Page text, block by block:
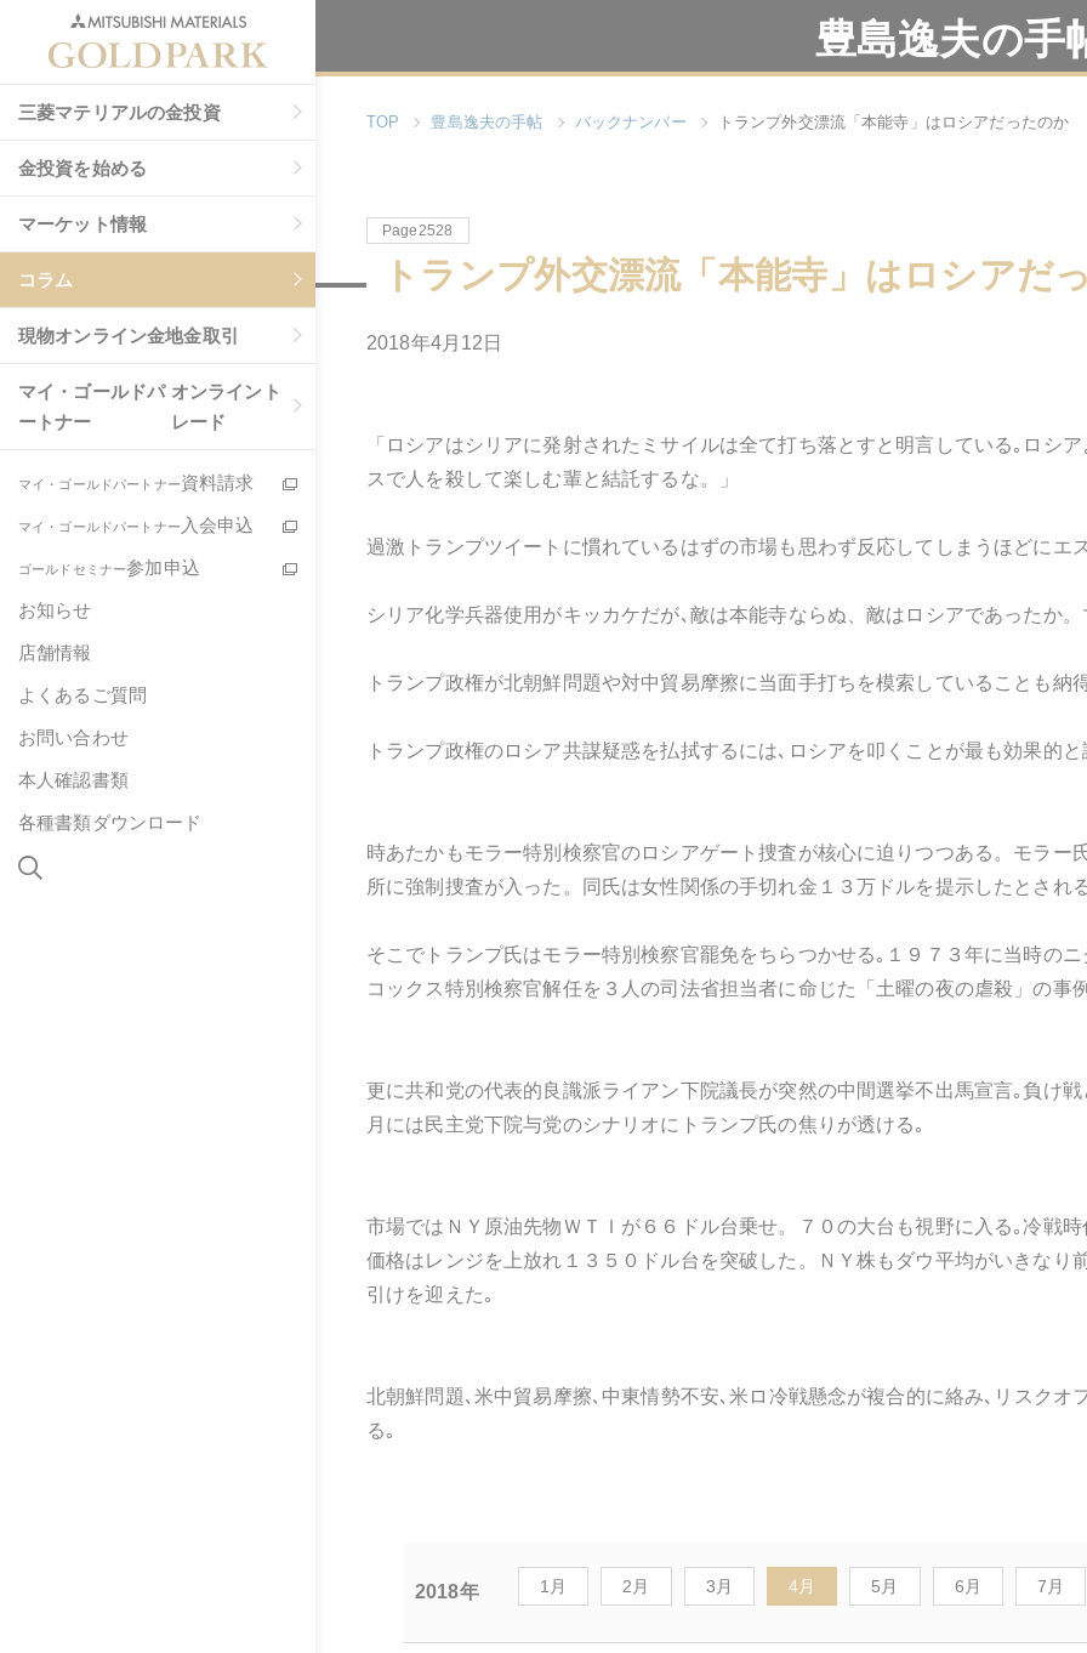
三菱マテリアルの金投資
金投資を始める
マーケット情報
コラム
現物オンライン金地金取引
マイ・ゴールドパ
ートナー
オンライント
レード
マイ・ゴールドパートナー資料請求
マイ・ゴールドパートナー 入会申込
ゴールドセミナー参加申込
お知らせ
店舗情報
よくあるご質問
お問い合わせ
本人確認書類
各種書類ダウンロード
豊島逸夫の手
TOP 豊島逸夫の手帖 バックナンバー トランプ外交漂流「本能寺」はロシアだったのか
Page2528
トランプ外交漂流「本能寺」はロシアだ
2018年4月12日
「ロシアはシリアに発射されたミサイルは全て打ち落とすと明言している｡ロシ
スで人を殺して楽しむ輩と結託するな。」
過激トランプツイートに慣れているはずの市場も思わず反応してしまうほどにエ
シリア化学兵器使用がキッカケだが､敵は本能寺ならぬ、敵はロシアであったか
トランプ政権が北朝鮮問題や対中貿易摩擦に当面手打ちを模索していることも納
トランプ政権のロシア共謀疑惑を払拭するには､ロシアを叩くことが最も効果的
時あたかもモラー特別検察官のロシアゲート捜査が核心に迫りつつある。モラ
所に強制捜査が入った。同氏は女性関係の手切れ金１３万ドルを提示したとされ
そこでトランプ氏はモラー特別検察官罷免をちらつかせる｡１９７３年に当時の
コックス特別検察官解任を３人の司法省担当者に命じた「土曜の夜の虐殺」の事
更に共和党の代表的良識派ライアン下院議長が突然の中間選挙不出馬宣言｡負け
月には民主党下院与党のシナリオにトランプ氏の焦りが透ける｡
市場ではＮＹ原油先物ＷＴＩが６６ドル台乗せ。７０の大台も視野に入る｡冷戦
価格はレンジを上放れ１３５０ドル台を突破した。ＮＹ株もダウ平均がいきなり
引けを迎えた｡
北朝鮮問題､米中貿易摩擦､中東情勢不安､米ロ冷戦懸念が複合的に絡み､リスク
る｡
2018年 1月 2月 3月 4月 5月 6月 7月